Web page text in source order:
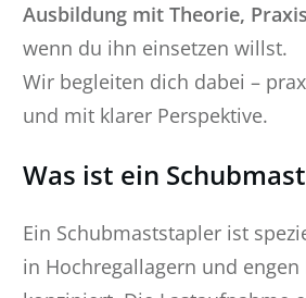
Ausbildung mit Theorie,
wenn du ihn einsetzen willst.
Wir begleiten dich dabei –
und mit klarer Perspektive.
Was ist ein
Ein Schubmaststapler ist
in Hochregallagern und engen